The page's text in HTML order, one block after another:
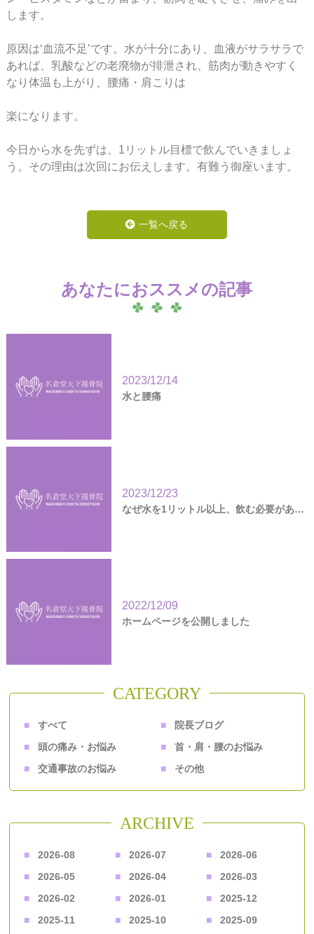
します。
原因は‘血流不足’です。水が十分にあり、血液がサラサラで
あれば、乳酸などの老廃物が排泄され、筋肉が動きやすく
なり体温も上がり、腰痛・肩こりは
楽になります。
今日から水を先ずは、1リットル目標で飲んでいきましょ
う。その理由は次回にお伝えします。有難う御座います。
一覧へ戻る
あなたにおススメの記事
2023/12/14
水と腰痛
2023/12/23
なぜ水を1リットル以上、飲む必要があるの？
2022/12/09
ホームページを公開しました
CATEGORY
すべて
院長ブログ
頭の痛み・お悩み
首・肩・腰のお悩み
交通事故のお悩み
その他
ARCHIVE
2026-08 2026-07
2026-06
2026-05
2026-04
2026-03
2026-02
2026-01
2025-12
2025-11
2025-10 2025-09